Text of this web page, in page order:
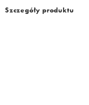
Szczegóły produktu